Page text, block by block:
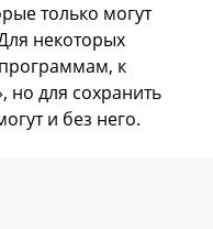
только могут
некоторых
к
для сохранить
и без него.